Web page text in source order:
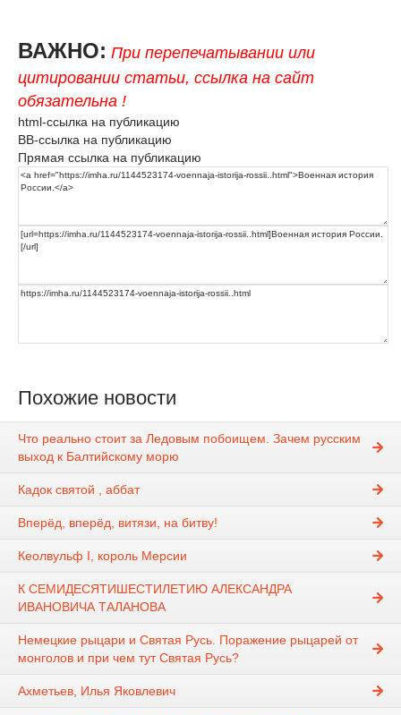
ВАЖНО: При перепечатывании или
цитировании статьи, ссылка на сайт
обязательна !
html-ссылка на публикацию
BB-ссылка на публикацию
Прямая ссылка на публикацию
Похожие новости
Что реально стоит за Ледовым побоищем. Зачем русским
выход к Балтийскому морю
Кадок святой , аббат
Вперёд, вперёд, витязи, на битву!
Кеолвульф I, король Мерсии
К СЕМИДЕСЯТИШЕСТИЛЕТИЮ АЛЕКСАНДРА
ИВАНОВИЧА ТАЛАНОВА
Немецкие рыцари и Святая Русь. Поражение рыцарей от
монголов и при чем тут Святая Русь?
Ахметьев, Илья Яковлевич